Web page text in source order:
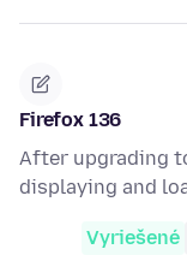
Firefox 136
After upgrading
displaying and
Vyriešené